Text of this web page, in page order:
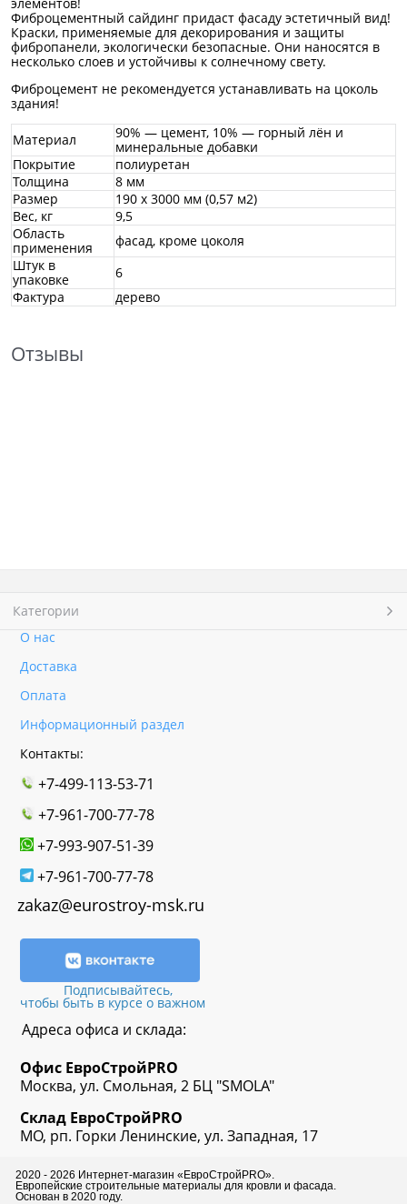
Фиброцементный сайдинг придаст фасаду эстетичный вид!
Краски, применяемые для декорирования и защиты
фибропанели, экологически безопасные. Они наносятся в
несколько слоев и устойчивы к солнечному свету.
Фиброцемент не рекомендуется устанавливать на цоколь
здания!
Материал
90% — цемент, 10% — горный лён и
минеральные добавки
Покрытие
полиуретан
Толщина
8 мм
Размер
190 х 3000 мм (0,57 м2)
Вес, кг
9,5
Область
применения
фасад, кроме цоколя
Штук в
упаковке
6
Фактура
дерево
Отзывы
Категории
О нас
Доставка
Оплата
Информационный раздел
Контакты:
+7-499-113-53-71
+7-961-700-77-78
+7-993-907-51-39
+7-961-700-77-78
zakaz@eurostroy-msk.ru
Подписывайтесь,
чтобы быть в курсе о важном
Адреса офиса и склада:
Офис ЕвроСтройPRO
Москва, ул. Смольная, 2 БЦ "SMOLA"
Склад ЕвроСтройPRO
МО, рп. Горки Ленинские, ул. Западная, 17
2020 - 2026 Интернет-магазин «ЕвроСтройPRO».
Европейские строительные материалы для кровли и фасада.
Основан в 2020 году.